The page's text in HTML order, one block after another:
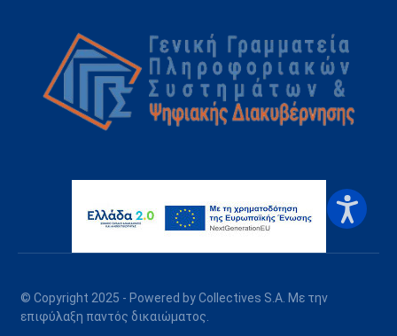
© Copyright 2025 - Powered byCollectives S.A. Με την
επιφύλαξη παντός δικαιώματος.